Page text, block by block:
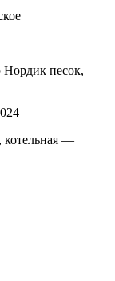
Нордик песок,
—